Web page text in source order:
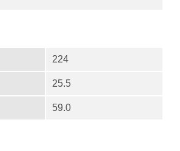
224
25.5
59.0